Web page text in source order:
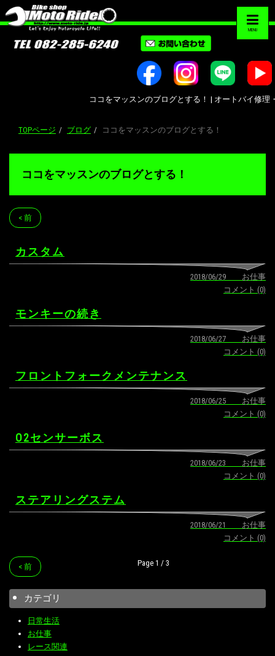
MENU
ココをマッスンのブログとする！ | オートバイ修理
TOPページ ブログ ココをマッスンのブログとする！
ココをマッスンのブログとする！
< 前
カスタム
2018/06/29 お仕事
コメント (0)
モンキーの続き
2018/06/27 お仕事
コメント (0)
フロントフォークメンテナンス
2018/06/25 お仕事
コメント (0)
O2センサーボス
2018/06/23 お仕事
コメント (0)
ステアリングステム
2018/06/21 お仕事
コメント (0)
< 前 Page 1 / 3
カテゴリ
日常生活
お仕事
レース関連